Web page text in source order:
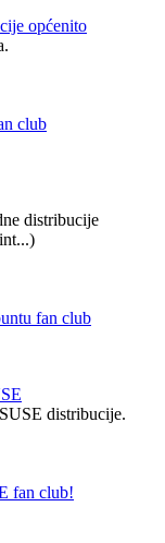
općenito
club
distribucije
fan club
distribucije.
fan club!